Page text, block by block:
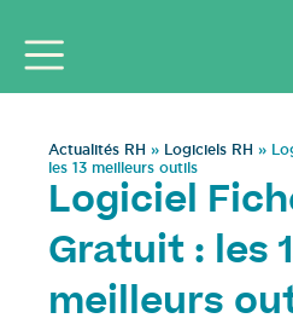
Actualités RH » Logiciels RH »
les 13 meilleurs outils
Logiciel
Gratuit : les
meilleurs